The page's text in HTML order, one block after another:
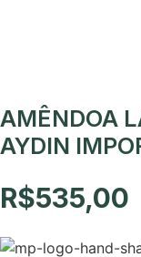
AMÊNDOA
AYDIN
R$535,00